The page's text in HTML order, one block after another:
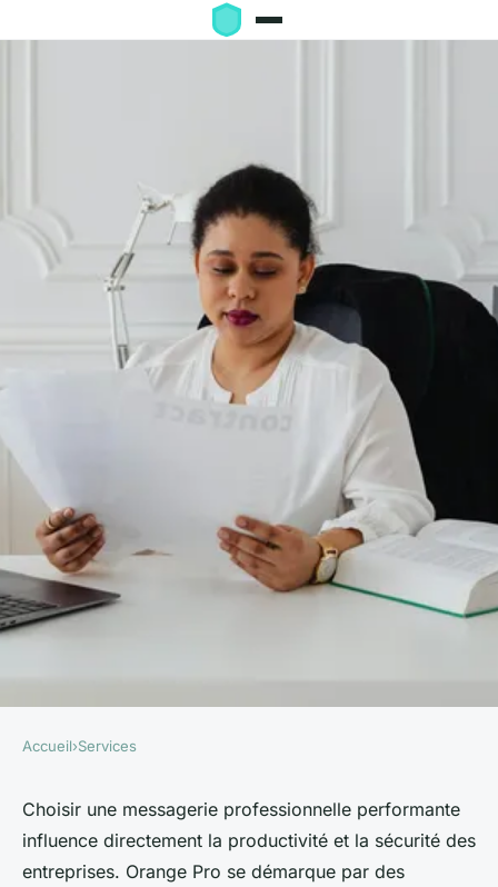
Découvrez pourquoi choisir la
messagerie orange pro est
Accueil›Services
Choisir une messagerie professionnelle performante
influence directement la productivité et la sécurité des
entreprises. Orange Pro se démarque par des